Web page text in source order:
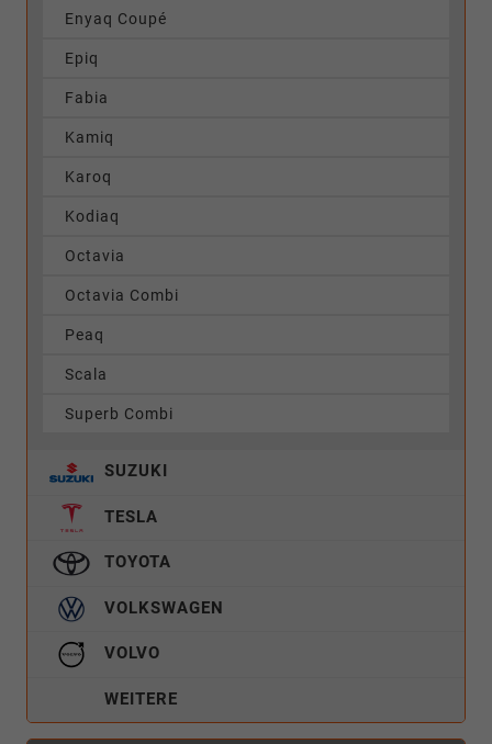
Enyaq Coupé
Epiq
Fabia
Kamiq
Karoq
Kodiaq
Octavia
Octavia Combi
Peaq
Scala
Superb Combi
SUZUKI
TESLA
TOYOTA
VOLKSWAGEN
VOLVO
WEITERE